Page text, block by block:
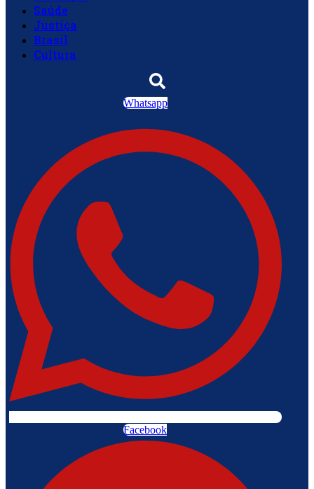
Saúde
Justiça
Brasil
Cultura
Whatsapp
Facebook